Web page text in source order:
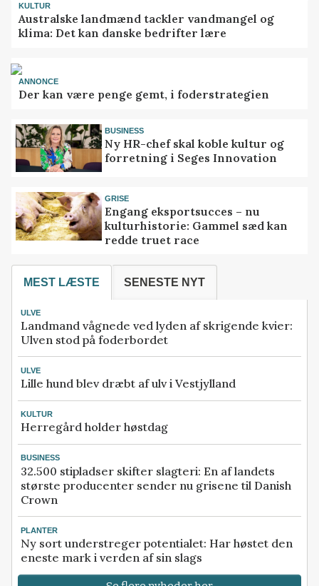
KULTUR
Australske landmænd tackler vandmangel og
klima: Det kan danske bedrifter lære
ANNONCE
Der kan være penge gemt, i foderstrategien
BUSINESS
Ny HR-chef skal koble kultur og
forretning i Seges Innovation
GRISE
Engang eksportsucces – nu
kulturhistorie: Gammel sæd kan
redde truet race
MEST LÆSTE SENESTE NYT
ULVE
Landmand vågnede ved lyden af skrigende kvier:
Ulven stod på foderbordet
ULVE
Lille hund blev dræbt af ulv i Vestjylland
KULTUR
Herregård holder høstdag
BUSINESS
32.500 stipladser skifter slagteri: En af landets
største producenter sender nu grisene til Danish
Crown
PLANTER
Ny sort understreger potentialet: Har høstet den
eneste mark i verden af sin slags